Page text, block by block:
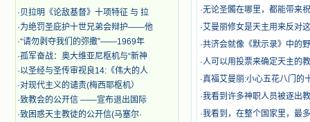
时，我为他们的在天之灵祈祷，我哭
着，为自已的同胞带给他们的苦难而
哀号。我一遍遍地重读那一行行被我
的斑斑泪痕弄得模糊不清的字句，那
些被主的爱火所燃烧而离开家乡来到
中国的传教士，我多么爱你们啊！我
心中流淌着多少感激的泪水。 他
们受苦却觉得喜乐，因为他们爱主，
他们感到能为主受一点苦是多么喜乐
·贝拉明《论敌基督》十项特征 与 拉
·为绝罚圣庇护十世兄弟会辩护——他
·“请勿剥夺我们的弥撒”——1969年
·孤军奋战：奥大维亚尼枢机与“新神
·以圣经与圣传审视良14:《伟大的人
·对现代主义的谴责(梅西耶枢机）
·致教会的公开信 ——宣布退出国际
·致困惑天主教徒的公开信(马塞尔·
·无论圣髑在哪里，都能带来
·艾曼丽修女是天主用来反对
·共济会就像《默示录》中的
·人可以用投票来确定天主的
·真福艾曼丽:小心五花八门的
·我看到许多神职人员被逐出
·我看到，在整个国家里，最